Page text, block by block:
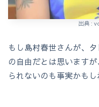
出典 :
もし島村春世さんが、
の自由だとは思います
られないのも事実かもし